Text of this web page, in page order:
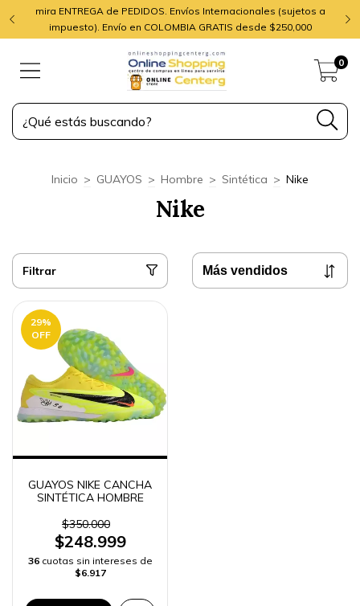
mira ENTREGA de PEDIDOS. Envíos Internacionales (sujetos a
impuesto). Envío en COLOMBIA GRATIS desde $250,000
0
Inicio > GUAYOS > Hombre > Sintética > Nike
Nike
Filtrar
29%
OFF
GUAYOS NIKE CANCHA
SINTÉTICA HOMBRE
$350.000
$248.999
36 cuotas sin intereses de
$6.917